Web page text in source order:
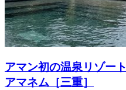
アマン初の温泉リゾート
アマネム［三重］